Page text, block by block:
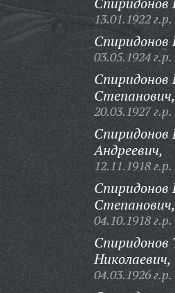
13.01.1922 г.р.
03.05.1924 г.р.
Степанович,
20.03.1927 г.р.
Спиридонов
Андреевич,
12.11.1918 г.р.
Степанович,
04.10.1918 г.р.
Николаевич,
04.03.1926 г.р.